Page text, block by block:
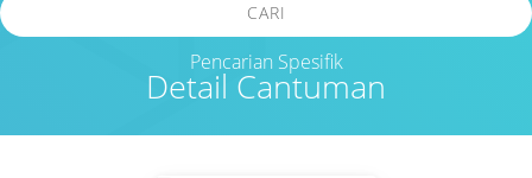
Detail Cantuman
CARI
Pencarian Spesifik